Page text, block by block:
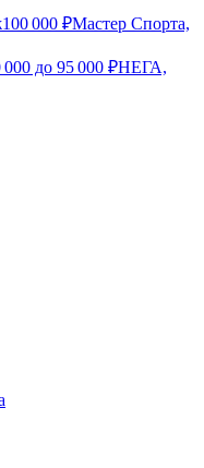
100 000 ₽Мастер Спорта,
000 до 95 000 ₽НЕГА,